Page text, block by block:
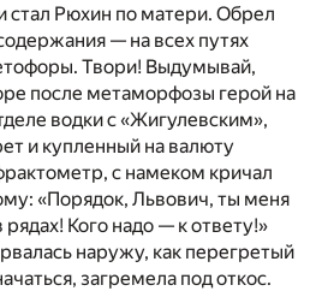
стал Рюхин по матери. Обрел
— на всех путях
Твори! Выдумывай,
после метаморфозы герой на
водки с «Жигулевским»,
и купленный на валюту
с намеком кричал
«Порядок, Львович, ты меня
Кого надо — к ответу!»
наружу, как перегретый
загремела под откос.